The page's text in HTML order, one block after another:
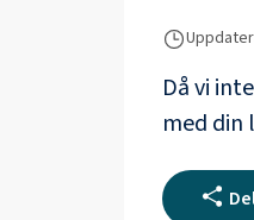
Då vi
med